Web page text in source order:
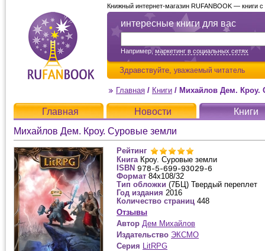
интересные книги для вас
Например,маркетинг в социальных сетях
Здравствуйте, уважаемый читатель
Книжный интернет-магазин RUFANBOOK — книги
Главная / Книги / Михайлов Дем. Кроу.
Главная Новости
Книги
Михайлов Дем. Кроу. Суровые земли
Рейтинг
Книга Кроу. Суровые земли
ISBN
Формат 84x108/32
Тип обложки (7БЦ) Твердый переплет
Год издания 2016
Количество страниц 448
Отзывы
Автор Дем Михайлов
Издательство ЭКСМО
Серия LitRPG